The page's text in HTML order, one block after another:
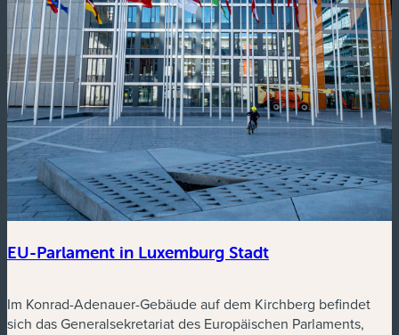
EU-Parlament in Luxemburg Stadt
Im Konrad-Adenauer-Gebäude auf dem Kirchberg befindet
sich das Generalsekretariat des Europäischen Parlaments,